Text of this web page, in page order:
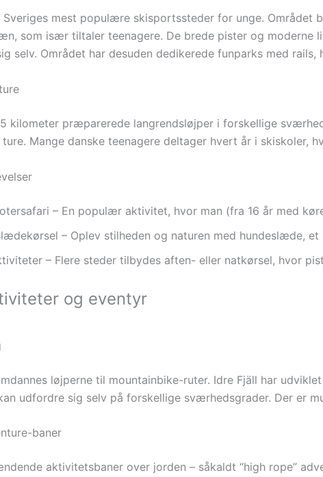
Sveriges mest populære skisportssteder for unge.
som især tiltaler teenagere. De brede pister og moderne
selv. Området har desuden dedikerede funparks med
kilometer præparerede langrendsløjper i forskellige
Mange danske teenagere deltager hvert år i skiskoler,
– En populær aktivitet, hvor man (fra 16 år med
– Oplev stilheden og naturen med hundeslæde,
– Flere steder tilbydes aften- eller natkørsel, hvor
og eventyr
løjperne til mountainbike-ruter. Idre Fjäll har
udfordre sig selv på forskellige sværhedsgrader. Der er
baner
aktivitetsbaner over jorden – såkaldt “high rope”